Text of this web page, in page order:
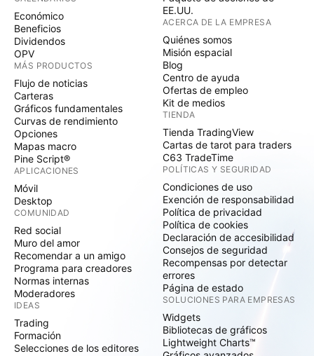
Económico
Beneficios
Dividendos
OPV
MÁS PRODUCTOS
Flujo de noticias
Carteras
Gráficos fundamentales
Curvas de rendimiento
Opciones
Mapas macro
Pine Script®
APLICACIONES
Móvil
Desktop
COMUNIDAD
Red social
Muro del amor
Recomendar a un amigo
Programa para creadores
Normas internas
Moderadores
IDEAS
Trading
Formación
Selecciones de los editores
EE.UU.
ACERCA DE LA EMPRESA
Quiénes somos
Misión espacial
Blog
Centro de ayuda
Ofertas de empleo
Kit de medios
TIENDA
Tienda TradingView
Cartas de tarot para traders
C63 TradeTime
POLÍTICAS Y SEGURIDAD
Condiciones de uso
Exención de responsabilidad
Política de privacidad
Política de cookies
Declaración de accesibilidad
Consejos de seguridad
Recompensas por detectar
errores
Página de estado
SOLUCIONES PARA EMPRESAS
Widgets
Bibliotecas de gráficos
Lightweight Charts™